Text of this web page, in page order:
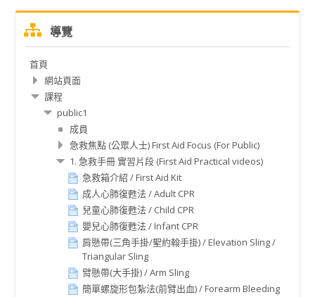
過
導覽
首頁
網站頁面
課程
public1
成員
急救焦點 (公眾人士) First Aid Focus (For Public)
1. 急救手冊 實習片段 (First Aid Practical videos)
急救箱介紹 / First Aid Kit
成人心肺復甦法 / Adult CPR
兒童心肺復甦法 / Child CPR
嬰兒心肺復甦法 / Infant CPR
肩懸帶(三角手掛/聖約翰手掛) / Elevation Sling /
Triangular Sling
臂懸帶(大手掛) / Arm Sling
簡單螺旋形包紮法(前臂出血) / Forearm Bleeding